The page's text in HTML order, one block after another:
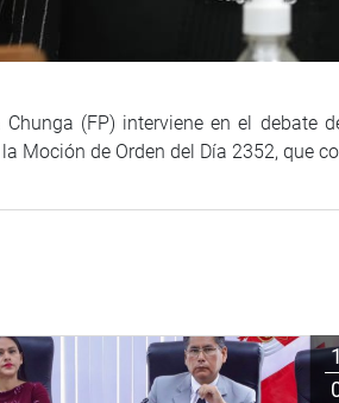
(FP) interviene en el debate
Moción de Orden del Día 2352, que